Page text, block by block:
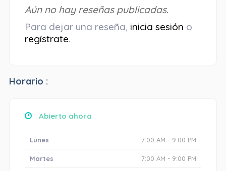
Aún no hay reseñas publicadas.
Para dejar una reseña, inicia sesión o
regístrate.
Horario :
Abierto ahora
Lunes 7:00 AM - 9:00 PM
Martes 7:00 AM - 9:00 PM